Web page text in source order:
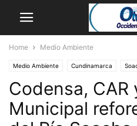
Home Medio Ambiente
Medio Ambiente Cundinamarca
Codensa, CAR
Municipal